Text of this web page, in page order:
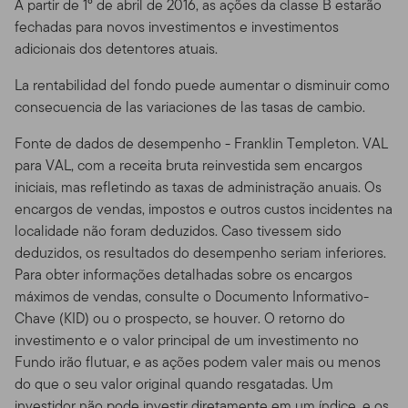
A partir de 1º de abril de 2016, as ações da classe B estarão
fechadas para novos investimentos e investimentos
adicionais dos detentores atuais.
La rentabilidad del fondo puede aumentar o disminuir como
consecuencia de las variaciones de las tasas de cambio.
Fonte de dados de desempenho - Franklin Templeton. VAL
para VAL, com a receita bruta reinvestida sem encargos
iniciais, mas refletindo as taxas de administração anuais. Os
encargos de vendas, impostos e outros custos incidentes na
localidade não foram deduzidos. Caso tivessem sido
deduzidos, os resultados do desempenho seriam inferiores.
Para obter informações detalhadas sobre os encargos
máximos de vendas, consulte o Documento Informativo-
Chave (KID) ou o prospecto, se houver. O retorno do
investimento e o valor principal de um investimento no
Fundo irão flutuar, e as ações podem valer mais ou menos
do que o seu valor original quando resgatadas. Um
participe de qualquer estratégia ou transação ligadas a
investimentos. Enquanto algumas das ferramentas
disponíveis no Site pode prover análises financeiras e
convicções pessoais, esses resultados não devem ser
encarados como nossos conselhos ou recomendações
de investimento. A não ser que esteja especialmente
especificado, você sozinho é o único responsável por
determinar se um investimento, título, estratégia ou
produto/serviço é apropriado ou conveniente a você,
baseado em seus objetivos de investimento e situação
financeira pessoal. Você deve consultar um advogado
ou profissional fiscal sobre sua situação relativa a leis e
impostos.
Utilização Proibida e Meios
de Acesso
Utilização Proibida.Porque todos os servidores têm um